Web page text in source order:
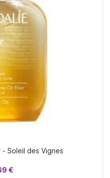
- Soleil des Vignes
€